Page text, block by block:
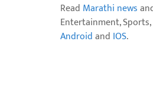
Read Marathi news
Entertainment, Sports,
Androidand IOS.